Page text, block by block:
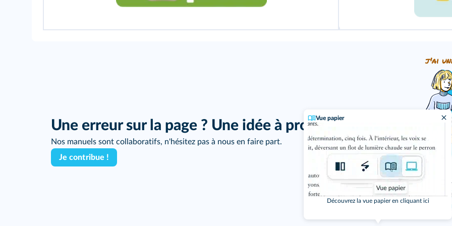
Vue papier
Découvrez la vue papier en cliquant ici
Une erreur sur la page ? Une idée à proposer ?
Nos manuels sont collaboratifs, n'hésitez pas à nous en faire part.
Je contribue !
j'ai